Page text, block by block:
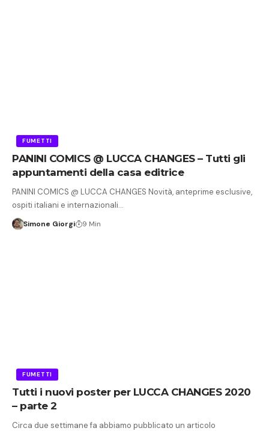
FUMETTI
PANINI COMICS @ LUCCA CHANGES – Tutti gli
appuntamenti della casa editrice
PANINI COMICS @ LUCCA CHANGES Novità, anteprime esclusive,
ospiti italiani e internazionali…
Simone Giorgi 9 Min
FUMETTI
Tutti i nuovi poster per LUCCA CHANGES 2020
– parte 2
Circa due settimane fa abbiamo pubblicato un articolo